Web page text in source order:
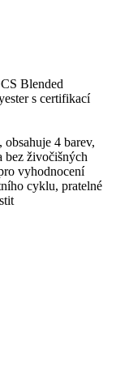
Blended
s certifikací
4 barev,
bez živočišných
vyhodnocení
cyklu, pratelné